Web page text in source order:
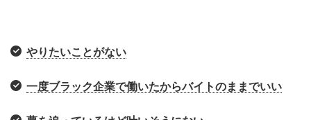
やりたいことがない
一度ブラック企業で働いたからバイトのままでいい